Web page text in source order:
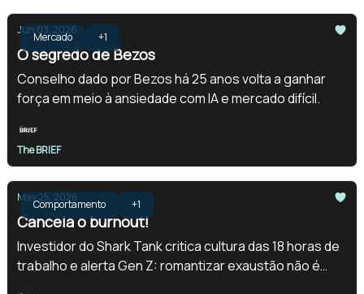
Mercado +1
Jun 03, 2026
O segredo de Bezos
Conselho dado por Bezos há 25 anos volta a ganhar
força em meio à ansiedade com IA e mercado difícil.
The BRIEF
Comportamento +1
May 25, 2026
Cancela o burnout!
Investidor do Shark Tank critica cultura das 18 horas de
trabalho e alerta Gen Z: romantizar exaustão não é